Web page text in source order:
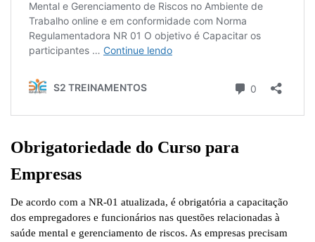
Obrigatoriedade do Curso para
Empresas
De acordo com a NR-01 atualizada, é obrigatória a capacitação
dos empregadores e funcionários nas questões relacionadas à
saúde mental e gerenciamento de riscos. As empresas precisam